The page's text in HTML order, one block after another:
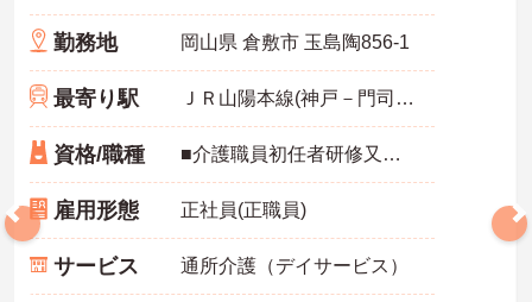
勤務地 岡山県 倉敷市 玉島陶856-1
最寄り駅 ＪＲ山陽本線(神戸－門司)「新倉敷駅」バス・車16分
資格/職種 ■介護職員初任者研修又はホームヘルパー2級以上の資格 ※無資格・未経験応相談 ■普通自動車運転免許（AT限定可）
雇用形態 正社員(正職員)
サービス 通所介護（デイサービス）